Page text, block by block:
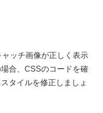
ッチ画像が正しく表示
合、CSSのコードを確
タイルを修正しましょ